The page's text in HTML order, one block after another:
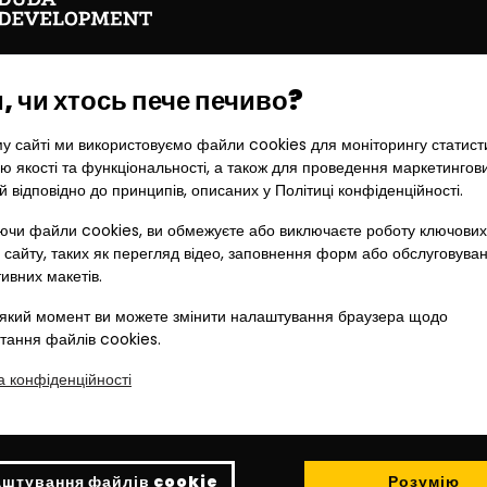
хтось пече печиво?
сайті ми використовуємо файли cookies для моніторингу
якості та функціональності, а також для проведення
відповідно до принципів, описаних у Політиці конфіденційності.
файли cookies, ви обмежуєте або виключаєте роботу ключових
сайту, таких як перегляд відео, заповнення форм або
макетів.
момент ви можете змінити налаштування браузера щодо
файлів cookies.
конфіденційності
файлів cookie Розумію
ПОВЕРХ
-2
для паркування в гаражному
100 000zł
ПЕРЕВІРИТИ >
ПОВЕРХ
-2
Місце для паркування в
100 000zł
MP23 MP24